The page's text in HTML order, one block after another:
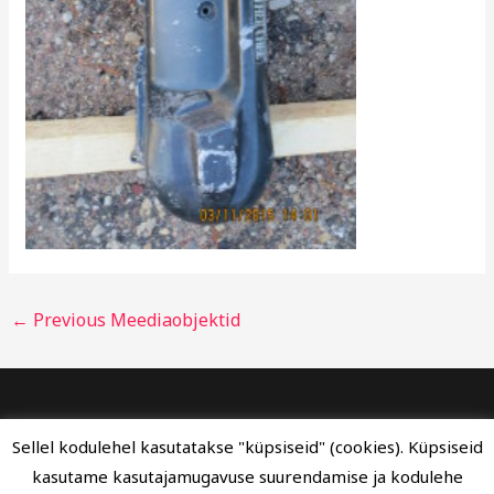
← Previous Meediaobjektid
sodablastservice@hot.ee
Sellel kodulehel kasutatakse "küpsiseid" (cookies). Küpsiseid
kasutame kasutajamugavuse suurendamise ja kodulehe